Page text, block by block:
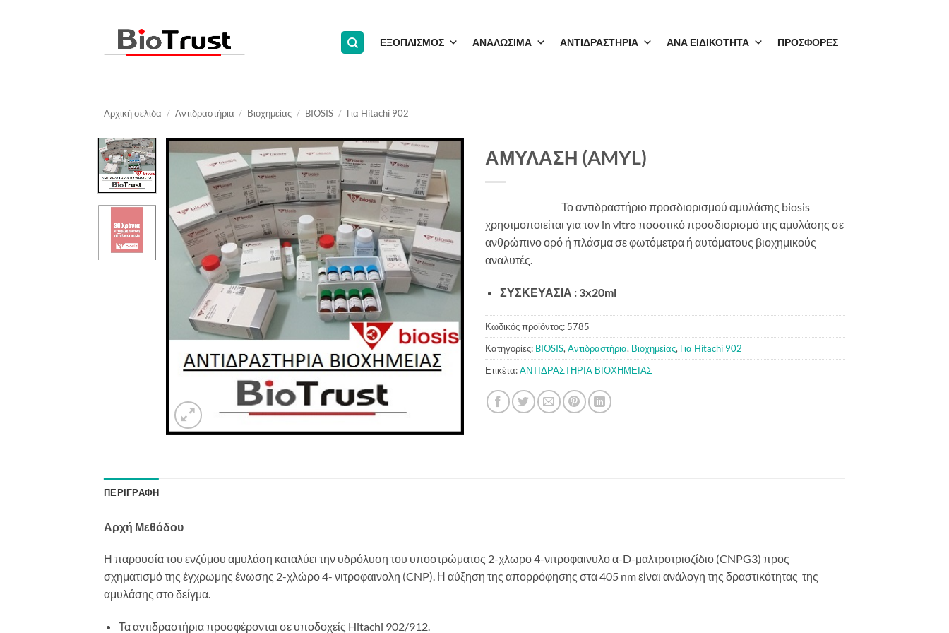
ΕΞΟΠΛΙΣΜΟΣ ΑΝΑΛΩΣΙΜΑ ΑΝΤΙΔΡΑΣΤΗΡΙΑ ΑΝΑ ΕΙΔΙΚΟΤΗΤΑ ΠΡΟΣΦΟΡΕΣ
Αρχική σελίδα / Αντιδραστήρια / Βιοχημείας / BIOSIS / Για Hitachi 902
ΑΜΥΛΑΣΗ (AMYL)
Το αντιδραστήριο προσδιορισμού αμυλάσης biosis
χρησιμοποιείται για τον in vitro ποσοτικό προσδιορισμό της αμυλάσης σε
ανθρώπινο ορό ή πλάσμα σε φωτόμετρα ή αυτόματους βιοχημικούς
αναλυτές.
ΣΥΣΚΕΥΑΣΙΑ : 3x20ml
Κωδικός προϊόντος: 5785
Κατηγορίες: BIOSIS,Αντιδραστήρια, Βιοχημείας, Για Hitachi 902
Ετικέτα:ΑΝΤΙΔΡΑΣΤΗΡΙΑ ΒΙΟΧΗΜΕΙΑΣ
ΠΕΡΙΓΡΑΦΉ
Αρχή Μεθόδου
Η παρουσία του ενζύμου αμυλάση καταλύει την υδρόλυση του υποστρώματος 2-χλωρο 4-νιτροφαινυλο α-D-μαλτροτριοζίδιο (CNPG3) προς
σχηματισμό της έγχρωμης ένωσης 2-χλώρο 4- νιτροφαινολη (CNP). Η αύξηση της απορρόφησης στα 405 nm είναι ανάλογη της δραστικότητας της
αμυλάσης στο δείγμα.
Τα αντιδραστήρια προσφέρονται σε υποδοχείς Hitachi 902/912.